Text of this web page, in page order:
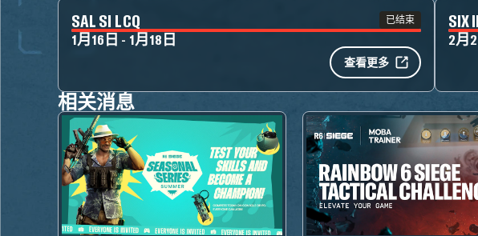
SAL SI LCQ 已结束
1月16日 - 1月18日
查看更多
SIX
2月
相关消息